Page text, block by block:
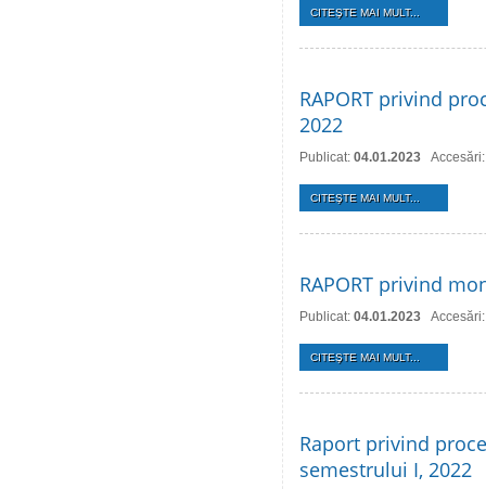
CITEŞTE MAI MULT...
RAPORT privind
2022
Publicat: 04.01.2023
CITEŞTE MAI MULT...
RAPORT privind
Publicat: 04.01.2023
CITEŞTE MAI MULT...
Raport privind
semestrului I, 2022